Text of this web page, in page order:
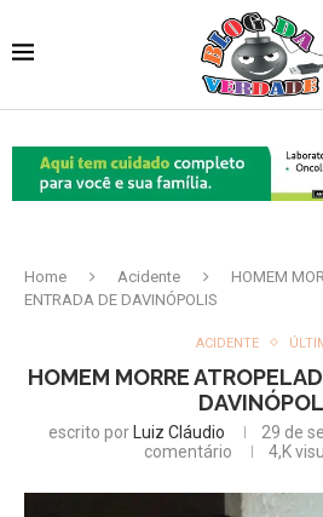
Home Acidente
HOMEM
ENTRADA DE DAVINÓPOLIS
ACIDENTE
HOMEM MORRE
escrito por Luiz Cláudio 29 de
comentário
4,K